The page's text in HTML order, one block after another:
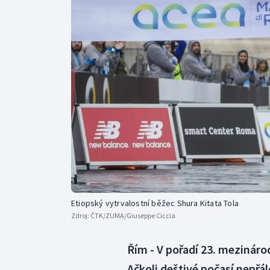
Curling
Dostihy
Florbal
Etiopský vytrvalostní běžec Shura Kitata Tola
Zdroj: ČTK/ZUMA/Giuseppe Ciccia
Řím - V pořadí 23.